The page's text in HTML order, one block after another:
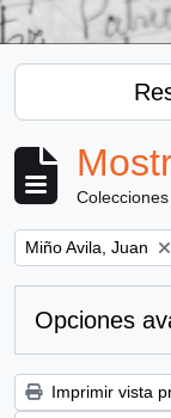
Colecciones
Remove filter:
Miño Avila, Juan
Opciones
Imprimir vista